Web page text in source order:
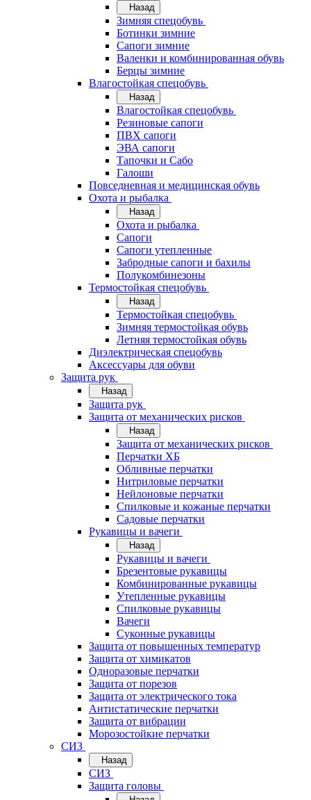
Назад
Зимняя спецобувь
Ботинки зимние
Сапоги зимние
Валенки и комбинированная обувь
Берцы зимние
Влагостойкая спецобувь
Назад
Влагостойкая спецобувь
Резиновые сапоги
ПВХ сапоги
ЭВА сапоги
Тапочки и Сабо
Галоши
Повседневная и медицинская обувь
Охота и рыбалка
Назад
Охота и рыбалка
Сапоги
Сапоги утепленные
Забродные сапоги и бахилы
Полукомбинезоны
Термостойкая спецобувь
Назад
Термостойкая спецобувь
Зимняя термостойкая обувь
Летняя термостойкая обувь
Диэлектрическая спецобувь
Аксессуары для обуви
Защита рук
Назад
Защита рук
Защита от механических рисков
Назад
Защита от механических рисков
Перчатки ХБ
Обливные перчатки
Нитриловые перчатки
Нейлоновые перчатки
Спилковые и кожаные перчатки
Садовые перчатки
Рукавицы и вачеги
Назад
Рукавицы и вачеги
Брезентовые рукавицы
Комбинированные рукавицы
Утепленные рукавицы
Спилковые рукавицы
Вачеги
Суконные рукавицы
Защита от повышенных температур
Защита от химикатов
Одноразовые перчатки
Защита от порезов
Защита от электрического тока
Антистатические перчатки
Защита от вибрации
Морозостойкие перчатки
СИЗ
Назад
СИЗ
Защита головы